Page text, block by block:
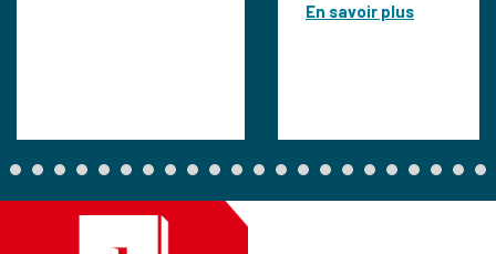
En savoir plus